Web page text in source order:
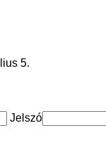
5.
Jelszó